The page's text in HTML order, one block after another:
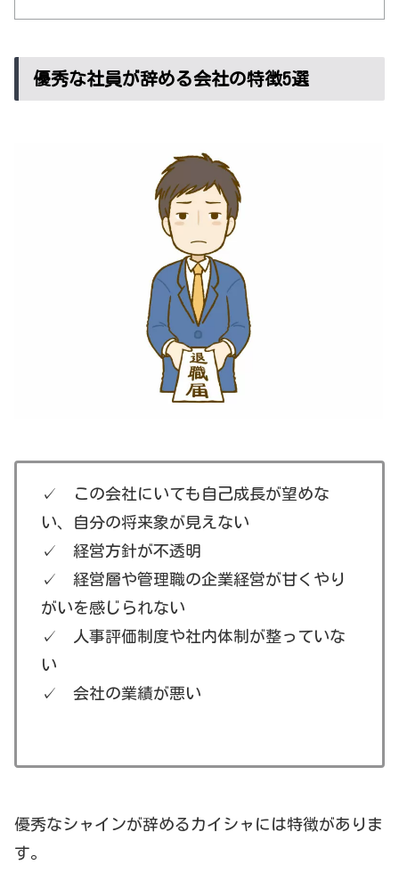
優秀な社員が辞める会社の特徴5選
✓ この会社にいても自己成長が望めな
い、自分の将来象が見えない
✓ 経営方針が不透明
✓ 経営層や管理職の企業経営が甘くやり
がいを感じられない
✓ 人事評価制度や社内体制が整っていな
い
✓ 会社の業績が悪い
優秀なシャインが辞めるカイシャには特徴がありま
す。